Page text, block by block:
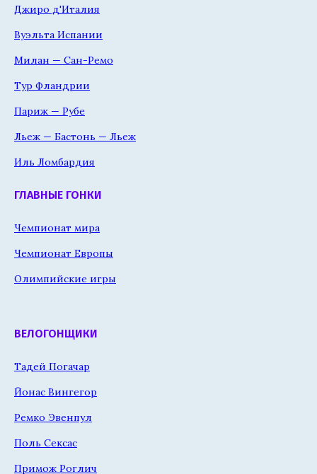
Джиро д'Италия
Вуэльта Испании
Милан — Сан-Ремо
Тур Фландрии
Париж — Рубе
Льеж — Бастонь — Льеж
Иль Ломбардия
ГЛАВНЫЕ ГОНКИ
Чемпионат мира
Чемпионат Европы
Олимпийские игры
ВЕЛОГОНЩИКИ
Тадей Погачар
Йонас Вингегор
Ремко Эвенпул
Поль Сексас
Примож Роглич